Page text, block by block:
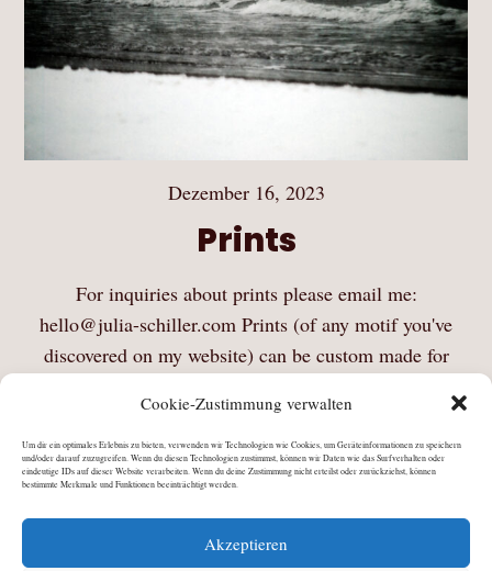
Cookie-Zustimmung verwalten
Um dir ein optimales Erlebnis zu bieten, verwenden wir Technologien wie Cookies, um Geräteinformationen zu speichern
und/oder darauf zuzugreifen. Wenn du diesen Technologien zustimmst, können wir Daten wie das Surfverhalten oder
eindeutige IDs auf dieser Website verarbeiten. Wenn du deine Zustimmung nicht erteilst oder zurückziehst, können
bestimmte Merkmale und Funktionen beeinträchtigt werden.
Akzeptieren
Dezember 16, 2023
Prints
For inquiries about prints please email me:
hello@julia-schiller.com Prints (of any motif you've
discovered on my website) can be custom made for